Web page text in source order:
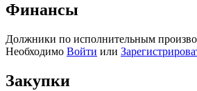
Финансы
Должники по исполнительным
Необходимо Войти или
Закупки